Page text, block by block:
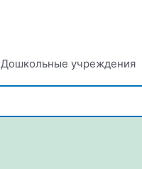
Дошкольные учреждения